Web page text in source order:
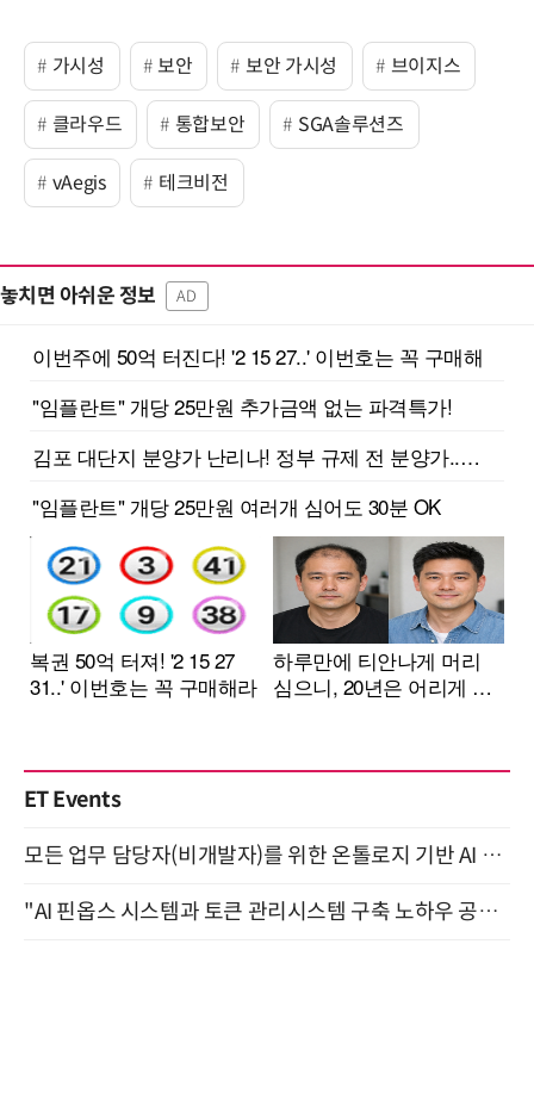
가시성 보안 보안 가시성 브이지스
클라우드 통합보안 SGA솔루션즈
vAegis 테크비전
놓치면 아쉬운 정보 AD
ET Events
모든 업무 담당자(비개발자)를 위한 온톨로지 기반 AI 지식체계 설계 1-day 워크숍 8월 20일 개최
"AI 핀옵스 시스템과 토큰 관리시스템 구축 노하우 공개" 잠실 한국광고문화회관 2층 대회의실 (8/21)